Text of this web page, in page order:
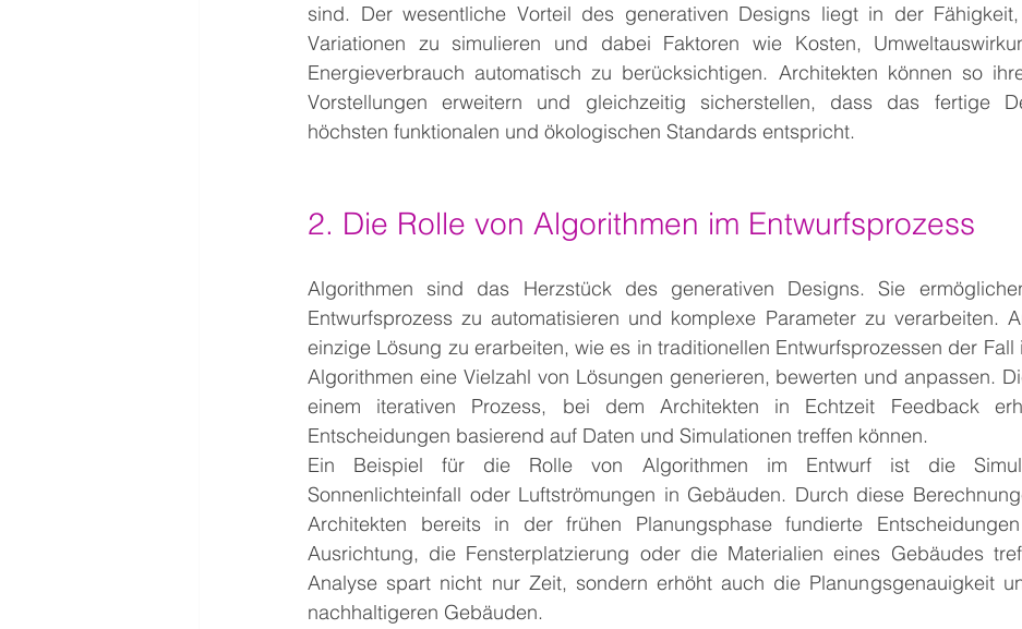
sind. Der wesentliche Vorteil des generativen Designs liegt in der
Variationen zu simulieren und dabei Faktoren wie Kosten,
Energieverbrauch automatisch zu berücksichtigen. Architekten können so
Vorstellungen erweitern und gleichzeitig sicherstellen, dass das fertige
höchsten funktionalen und ökologischen Standards entspricht.
2. Die Rolle von Algorithmen im Entwurfsprozess
Algorithmen sind das Herzstück des generativen Designs. Sie
Entwurfsprozess zu automatisieren und komplexe Parameter zu verarbeiten.
einzige Lösung zu erarbeiten, wie es in traditionellen Entwurfsprozessen der Fall
Algorithmen eine Vielzahl von Lösungen generieren, bewerten und anpassen.
einem iterativen Prozess, bei dem Architekten in Echtzeit Feedback
Entscheidungen basierend auf Daten und Simulationen treffen können.
Ein Beispiel für die Rolle von Algorithmen im Entwurf ist die
Sonnenlichteinfall oder Luftströmungen in Gebäuden. Durch diese
Architekten bereits in der frühen Planungsphase fundierte
Ausrichtung, die Fensterplatzierung oder die Materialien eines Gebäudes
Analyse spart nicht nur Zeit, sondern erhöht auch die Planungsgenauigkeit
nachhaltigeren Gebäuden.